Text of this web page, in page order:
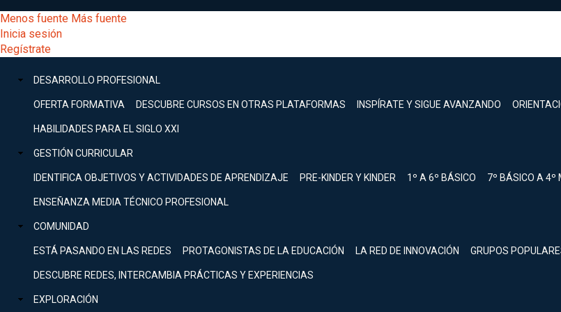
al
contenido
principal
[Educarchile
Escritorio]
Menú
entrar
mi
Menos fuente Más fuente
Inicia sesión
Regístrate
Menú
principal
DESARROLLO PROFESIONAL
OFERTA FORMATIVA DESCUBRE CURSOS EN OTRAS PLATAFORMAS INSPÍRATE Y SIGUE AVANZANDO
HABILIDADES PARA EL SIGLO XXI
GESTIÓN CURRICULAR
IDENTIFICA OBJETIVOS Y ACTIVIDADES DE APRENDIZAJE PRE-KINDER Y KINDER 1º A 6º BÁSICO 7º BÁSICO A 4º
ENSEÑANZA MEDIA TÉCNICO PROFESIONAL
COMUNIDAD
ESTÁ PASANDO EN LAS REDES PROTAGONISTAS DE LA EDUCACIÓN LA RED DE INNOVACIÓN GRUPOS
DESCUBRE REDES, INTERCAMBIA PRÁCTICAS Y EXPERIENCIAS
EXPLORACIÓN
Buscar
Menú
principal
DESARROLLO
Expand
GESTIÓN
Expand
COMUNIDAD
Expand
EXPLORACIÓN
[Educarchile
Inicia
Inicia